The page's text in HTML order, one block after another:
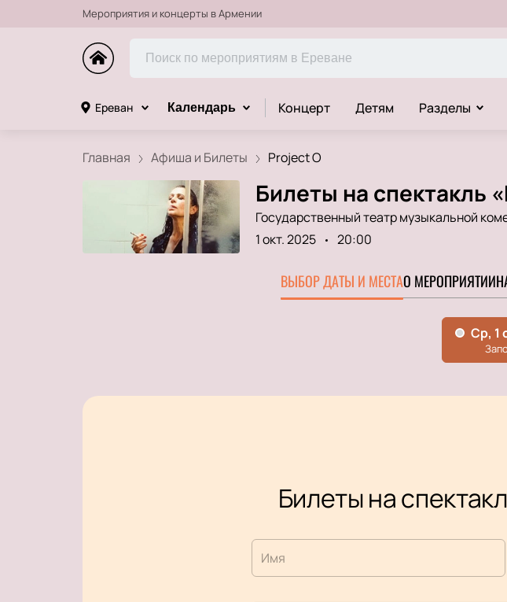
Мероприятия и концерты в Армении
Ереван Календарь Концерт Детям Разделы
Главная Афиша и Билеты Project O
Билеты на спектакль
Государственный театр музыкальной
1 окт. 2025
20:00
ВЫБОР ДАТЫ И МЕСТАО МЕРОПРИЯТИИ
Билеты на
Имя